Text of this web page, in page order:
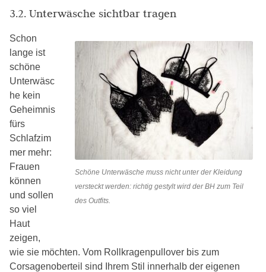
3.2. Unterwäsche sichtbar tragen
Schöne Unterwäsche muss nicht unter der Kleidung
versteckt werden: richtig gestylt wird der BH zum Teil
des Outfits.
Schon
lange ist
schöne
Unterwäsc
he kein
Geheimnis
fürs
Schlafzim
mer mehr:
Frauen
können
und sollen
so viel
Haut
zeigen,
wie sie möchten. Vom Rollkragenpullover bis zum
Corsagenoberteil sind Ihrem Stil innerhalb der eigenen